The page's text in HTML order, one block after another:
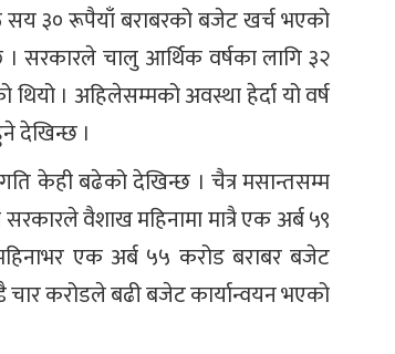
३० रूपैयाँ बराबरको बजेट खर्च भएको
सरकारले चालु आर्थिक वर्षका लागि ३२
। अहिलेसम्मको अवस्था हेर्दा यो वर्ष
देखिन्छ ।
केही बढेको देखिन्छ । चैत्र मसान्तसम्म
वैशाख महिनामा मात्रै एक अर्ब ५९
एक अर्ब ५५ करोड बराबर बजेट
चार करोडले बढी बजेट कार्यान्वयन भएको